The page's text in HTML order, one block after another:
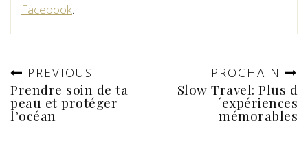
Facebook.
PREVIOUS
Prendre soin de ta
peau et protéger
l’océan
PROCHAIN
Slow Travel: Plus d
´expériences
mémorables